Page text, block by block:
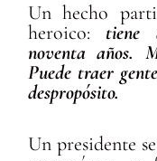
Un hecho
heroico: tiene
noventa años.
Puede traer
despropósito.
Un presidente